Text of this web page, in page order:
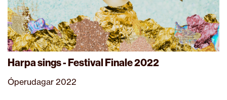
Harpa sings - Festival Finale 2022
Óperudagar 2022